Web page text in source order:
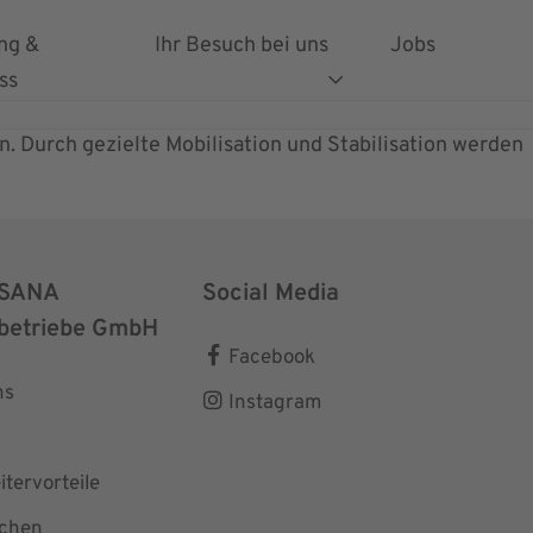
&
Ihr Besuch bei uns Jobs
Durch gezielte Mobilisation und Stabilisation werden
GmbH
Social Media
Facebook
Instagram